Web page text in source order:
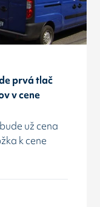
prvá tlač
v cene
už cena
k cene